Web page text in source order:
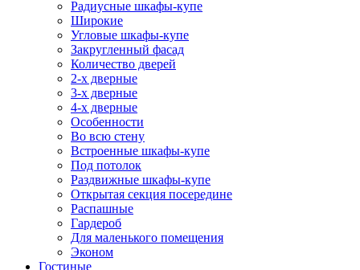
Радиусные шкафы-купе
Широкие
Угловые шкафы-купе
Закругленный фасад
Количество дверей
2-х дверные
3-х дверные
4-х дверные
Особенности
Во всю стену
Встроенные шкафы-купе
Под потолок
Раздвижные шкафы-купе
Открытая секция посередине
Распашные
Гардероб
Для маленького помещения
Эконом
Гостиные